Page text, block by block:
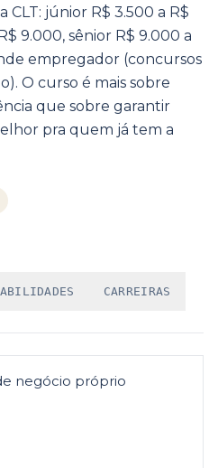
júnior R$ 3.500 a R$
9.000, sênior R$ 9.000 a
empregador (concursos
O curso é mais sobre
que sobre garantir
pra quem já tem a
CARREIRAS
negócio próprio